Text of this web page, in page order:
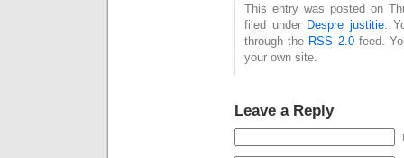
This entry was posted on
filed under Despre justitie.
through the RSS 2.0feed.
your own site.
Leave a Reply